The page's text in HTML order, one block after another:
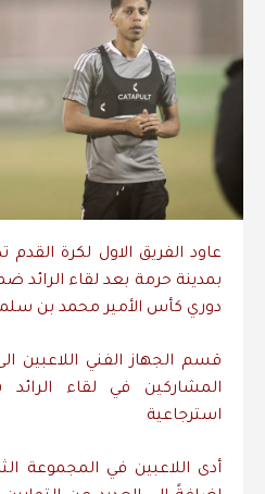
عاود الفريق الاول لكرة القدم
بمدينة حرمة بعد لقاء
دوري كأس الأمير محمد بن
قسم الجهاز الفني اللاعبين
المشاركين في لقاء
استرجاعية
أدى اللاعبين في المجموعة